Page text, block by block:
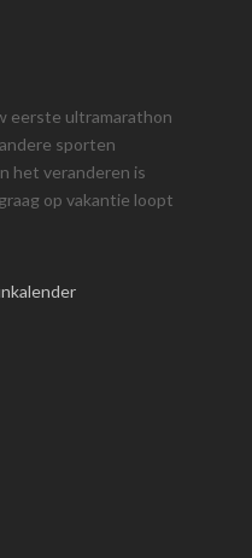
eerste ultramarathon
sporten
het veranderen is
op vakantie loopt